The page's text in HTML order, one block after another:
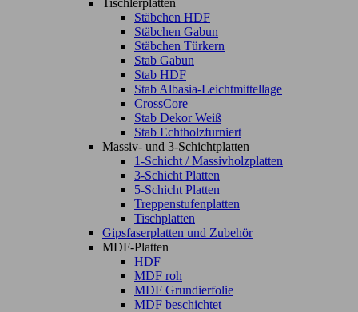
Tischlerplatten
Stäbchen HDF
Stäbchen Gabun
Stäbchen Türkern
Stab Gabun
Stab HDF
Stab Albasia-Leichtmittellage
CrossCore
Stab Dekor Weiß
Stab Echtholzfurniert
Massiv- und 3-Schichtplatten
1-Schicht / Massivholzplatten
3-Schicht Platten
5-Schicht Platten
Treppenstufenplatten
Tischplatten
Gipsfaserplatten und Zubehör
MDF-Platten
HDF
MDF roh
MDF Grundierfolie
MDF beschichtet